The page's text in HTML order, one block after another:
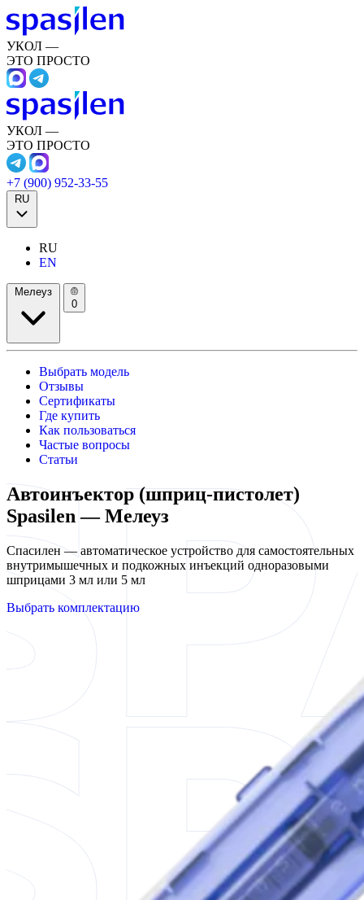
УКОЛ —
ЭТО ПРОСТО
УКОЛ —
ЭТО ПРОСТО
+7 (900) 952-33-55
RU
RU
EN
Мелеуз
0
Выбрать модель
Отзывы
Сертификаты
Где купить
Как пользоваться
Частые вопросы
Статьи
Автоинъектор (шприц-пистолет)
Spasilen — Мелеуз
Спасилен — автоматическое устройство для самостоятельных
внутримышечных и подкожных инъекций одноразовыми
шприцами 3 мл или 5 мл
Выбрать комплектацию